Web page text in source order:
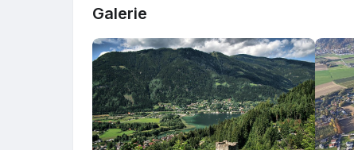
Galerie